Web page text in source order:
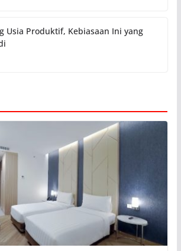
Usia Produktif, Kebiasaan Ini yang